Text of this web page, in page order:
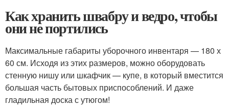
Как хранить швабру и ведро, чтобы
они не портились
Максимальные габариты уборочного инвентаря — 180 х
60 см. Исходя из этих размеров, можно оборудовать
стенную нишу или шкафчик — купе, в который вместится
большая часть бытовых приспособлений. И даже
гладильная доска с утюгом!